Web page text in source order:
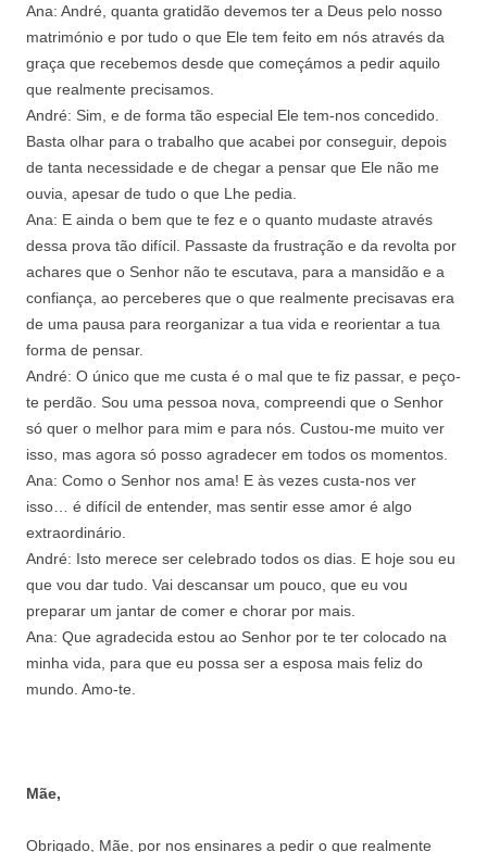
Ana: André, quanta gratidão devemos ter a Deus pelo nosso
matrimónio e por tudo o que Ele tem feito em nós através da
graça que recebemos desde que começámos a pedir aquilo
que realmente precisamos.
André: Sim, e de forma tão especial Ele tem-nos concedido.
Basta olhar para o trabalho que acabei por conseguir, depois
de tanta necessidade e de chegar a pensar que Ele não me
ouvia, apesar de tudo o que Lhe pedia.
Ana: E ainda o bem que te fez e o quanto mudaste através
dessa prova tão difícil. Passaste da frustração e da revolta por
achares que o Senhor não te escutava, para a mansidão e a
confiança, ao perceberes que o que realmente precisavas era
de uma pausa para reorganizar a tua vida e reorientar a tua
forma de pensar.
André: O único que me custa é o mal que te fiz passar, e peço-
te perdão. Sou uma pessoa nova, compreendi que o Senhor
só quer o melhor para mim e para nós. Custou-me muito ver
isso, mas agora só posso agradecer em todos os momentos.
Ana: Como o Senhor nos ama! E às vezes custa-nos ver
isso… é difícil de entender, mas sentir esse amor é algo
extraordinário.
André: Isto merece ser celebrado todos os dias. E hoje sou eu
que vou dar tudo. Vai descansar um pouco, que eu vou
preparar um jantar de comer e chorar por mais.
Ana: Que agradecida estou ao Senhor por te ter colocado na
minha vida, para que eu possa ser a esposa mais feliz do
mundo. Amo-te.
Mãe,
Obrigado, Mãe, por nos ensinares a pedir o que realmente